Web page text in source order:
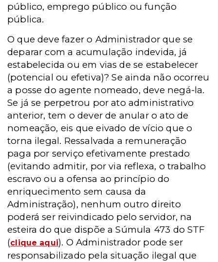
público, emprego público ou função
pública.
O que deve fazer o Administrador que se
deparar com a acumulação indevida, já
estabelecida ou em vias de se estabelecer
(potencial ou efetiva)? Se ainda não ocorreu
a posse do agente nomeado, deve negá-la.
Se já se perpetrou por ato administrativo
anterior, tem o dever de anular o ato de
nomeação, eis que eivado de vício que o
torna ilegal. Ressalvada a remuneração
paga por serviço efetivamente prestado
(evitando admitir, por via reflexa, o trabalho
escravo ou a ofensa ao princípio do
enriquecimento sem causa da
Administração), nenhum outro direito
poderá ser reivindicado pelo servidor, na
esteira do que dispõe a Súmula 473 do STF
(clique aqui). O Administrador pode ser
responsabilizado pela situação ilegal que